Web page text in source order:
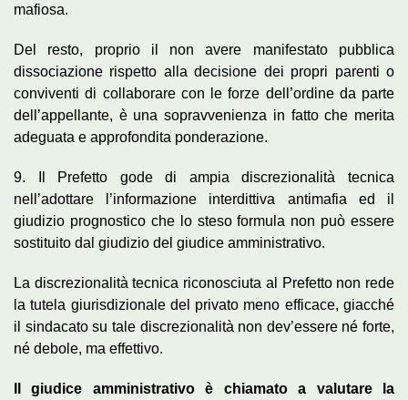
mafiosa.
Del resto, proprio il non avere manifestato pubblica
dissociazione rispetto alla decisione dei propri parenti o
conviventi di collaborare con le forze dell’ordine da parte
dell’appellante, è una sopravvenienza in fatto che merita
adeguata e approfondita ponderazione.
9. Il Prefetto gode di ampia discrezionalità tecnica
nell’adottare l’informazione interdittiva antimafia ed il
giudizio prognostico che lo steso formula non può essere
sostituito dal giudizio del giudice amministrativo.
La discrezionalità tecnica riconosciuta al Prefetto non rede
la tutela giurisdizionale del privato meno efficace, giacché
il sindacato su tale discrezionalità non dev’essere né forte,
né debole, ma effettivo.
Il giudice amministrativo è chiamato a valutare la